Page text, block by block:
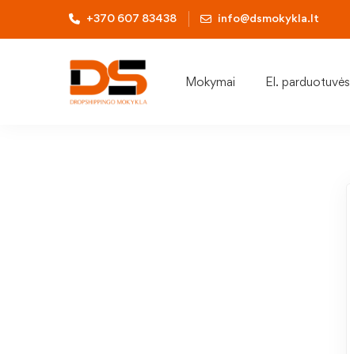
+370 607 83438 info@dsmokykla.lt
Mokymai El. parduotuvės